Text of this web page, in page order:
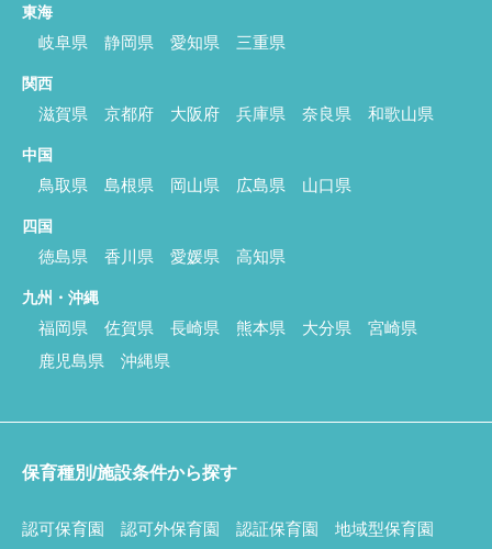
東海
岐阜県 静岡県 愛知県 三重県
関西
滋賀県 京都府 大阪府 兵庫県 奈良県 和歌山県
中国
鳥取県 島根県 岡山県 広島県 山口県
四国
徳島県 香川県 愛媛県 高知県
九州・沖縄
福岡県 佐賀県 長崎県 熊本県 大分県
宮崎県
鹿児島県
沖縄県
保育種別/施設条件から探す
認可保育園 認可外保育園 認証保育園 地域型保育園